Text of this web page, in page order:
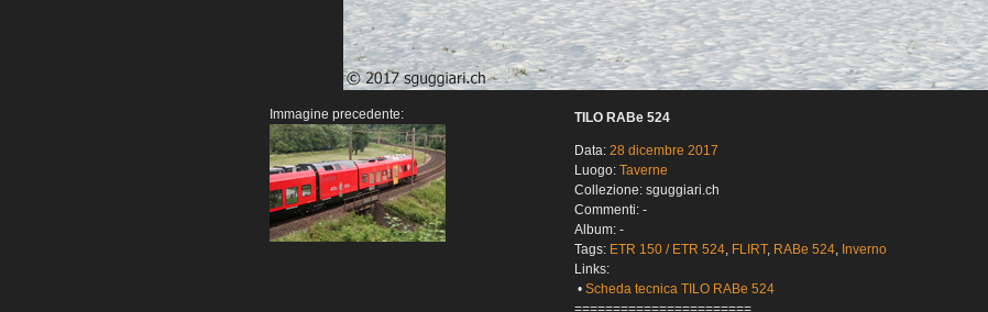
Immagine precedente: TILO RABe 524
Data: 28 dicembre 2017
Luogo: Taverne
Collezione: sguggiari.ch
Commenti: -
Album: -
Tags: ETR 150 / ETR 524, FLIRT, RABe 524, Inverno
Links:
• Scheda tecnica TILO RABe 524